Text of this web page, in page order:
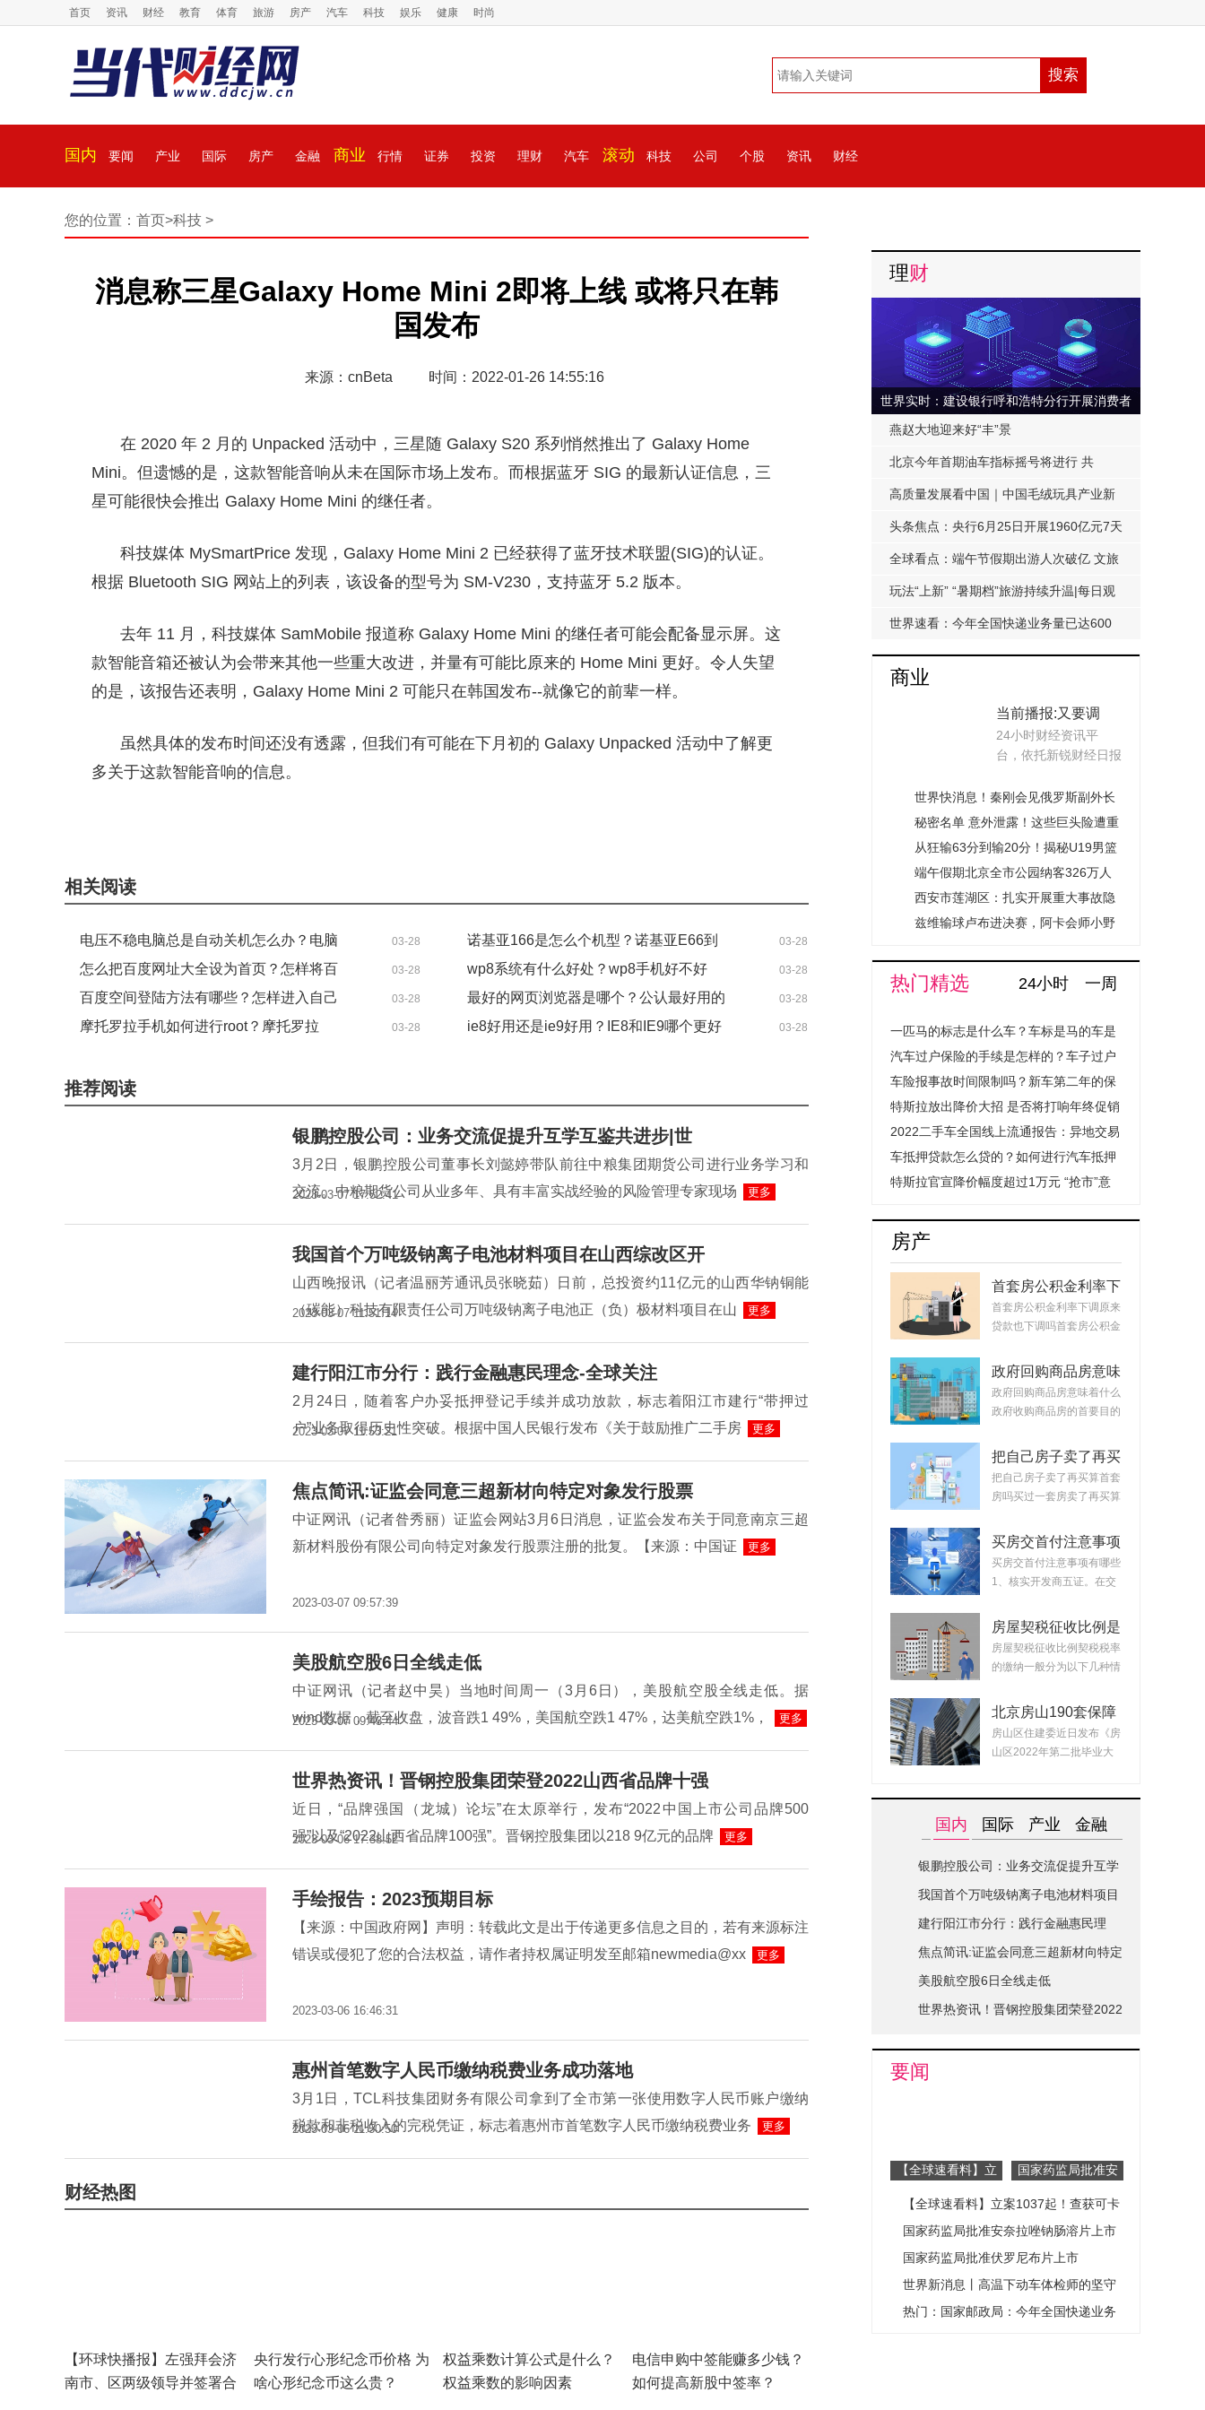
首页 资讯 财经 教育 体育 旅游 房产 汽车 科技 娱乐 健康 时尚
国内 要闻 产业 国际 房产 金融 商业 行情 证券 投资 理财 汽车 滚动 科技 公司 个股 资讯 财经
您的位置： 首页>科技 >
消息称三星Galaxy Home Mini 2即将上线 或将只在韩
国发布
来源：cnBeta 时间：2022-01-26 14:55:16
在 2020 年 2 月的 Unpacked 活动中，三星随 Galaxy S20 系列悄然推出了 Galaxy Home
Mini。但遗憾的是，这款智能音响从未在国际市场上发布。而根据蓝牙 SIG 的最新认证信息，三
星可能很快会推出 Galaxy Home Mini 的继任者。
科技媒体 MySmartPrice 发现，Galaxy Home Mini 2 已经获得了蓝牙技术联盟(SIG)的认证。
根据 Bluetooth SIG 网站上的列表，该设备的型号为 SM-V230，支持蓝牙 5.2 版本。
去年 11 月，科技媒体 SamMobile 报道称 Galaxy Home Mini 的继任者可能会配备显示屏。这
款智能音箱还被认为会带来其他一些重大改进，并量有可能比原来的 Home Mini 更好。令人失望
的是，该报告还表明，Galaxy Home Mini 2 可能只在韩国发布--就像它的前辈一样。
虽然具体的发布时间还没有透露，但我们有可能在下月初的 Galaxy Unpacked 活动中了解更
多关于这款智能音响的信息。
相关阅读
电压不稳电脑总是自动关机怎么办？电脑
为什么老是自动关机？
03-28
诺基亚166是怎么个机型？诺基亚E66到
底值得买吗？
03-28
怎么把百度网址大全设为首页？怎样将百
度设为首页？
03-28
wp8系统有什么好处？wp8手机好不好
用？
03-28
百度空间登陆方法有哪些？怎样进入自己
的百度空间？
03-28
最好的网页浏览器是哪个？公认最好用的
5款浏览器
03-28
摩托罗拉手机如何进行root？摩托罗拉
03-28
ie8好用还是ie9好用？IE8和IE9哪个更好
03-28
推荐阅读
银鹏控股公司：业务交流促提升互学互鉴共进步|世
3月2日，银鹏控股公司董事长刘懿婷带队前往中粮集团期货公司进行业务学习和
交流。中粮期货公司从业多年、具有丰富实战经验的风险管理专家现场
更多
2023-03-07 17:52:41
我国首个万吨级钠离子电池材料项目在山西综改区开
山西晚报讯（记者温丽芳通讯员张晓茹）日前，总投资约11亿元的山西华钠铜能
（碳能）科技有限责任公司万吨级钠离子电池正（负）极材料项目在山
更多
2023-03-07 11:51:14
建行阳江市分行：践行金融惠民理念-全球关注
2月24日，随着客户办妥抵押登记手续并成功放款，标志着阳江市建行“带押过
户”业务取得历史性突破。根据中国人民银行发布《关于鼓励推广二手房
更多
2023-03-07 11:53:21
焦点简讯:证监会同意三超新材向特定对象发行股票
中证网讯（记者昝秀丽）证监会网站3月6日消息，证监会发布关于同意南京三超
新材料股份有限公司向特定对象发行股票注册的批复。【来源：中国证
更多
2023-03-07 09:57:39
美股航空股6日全线走低
中证网讯（记者赵中昊）当地时间周一（3月6日），美股航空股全线走低。据
wind数据，截至收盘，波音跌1 49%，美国航空跌1 47%，达美航空跌1%，
更多
2023-03-07 09:43:44
世界热资讯！晋钢控股集团荣登2022山西省品牌十强
近日，“品牌强国（龙城）论坛”在太原举行，发布“2022中国上市公司品牌500
强”以及“2022山西省品牌100强”。晋钢控股集团以218 9亿元的品牌
更多
2023-03-06 17:38:52
手绘报告：2023预期目标
【来源：中国政府网】声明：转载此文是出于传递更多信息之目的，若有来源标注
错误或侵犯了您的合法权益，请作者持权属证明发至邮箱newmedia@xx
更多
2023-03-06 16:46:31
惠州首笔数字人民币缴纳税费业务成功落地
3月1日，TCL科技集团财务有限公司拿到了全市第一张使用数字人民币账户缴纳
税款和非税收入的完税凭证，标志着惠州市首笔数字人民币缴纳税费业务
更多
2023-03-06 11:50:50
财经热图
【环球快播报】左强拜会济
南市、区两级领导并签署合
央行发行心形纪念币价格 为
啥心形纪念币这么贵？
权益乘数计算公式是什么？
权益乘数的影响因素
电信申购中签能赚多少钱？
如何提高新股中签率？
理财
世界实时：建设银行呼和浩特分行开展消费者
权益保护宣传活动
燕赵大地迎来好“丰”景
北京今年首期油车指标摇号将进行 共
14300个指标_世界微资讯
高质量发展看中国｜中国毛绒玩具产业新
都的“萌”经济密码|环球微资讯
头条焦点：央行6月25日开展1960亿元7天
期逆回购操作
全球看点：端午节假期出游人次破亿 文旅
产品服务丰富
玩法“上新” “暑期档”旅游持续升温|每日观
点
世界速看：今年全国快递业务量已达600
亿件
商业
当前播报:又要调
休，这次是“休八上
七”！调休能创造多
一笔账
24小时财经资讯平
台，依托新锐财经日报
(Nati...
世界快消息！秦刚会见俄罗斯副外长
鲁登科
秘密名单 意外泄露！这些巨头险遭重
创 资讯推荐
从狂输63分到输20分！揭秘U19男篮
巨大进步 末节崩盘或是战略放水
端午假期北京全市公园纳客326万人
次 同比增61%
西安市莲湖区：扎实开展重大事故隐
患专项排查整治行动
兹维输球卢布进决赛，阿卡会师小野
热门精选 24小时 一周
一匹马的标志是什么车？车标是马的车是
什么汽车？
汽车过户保险的手续是怎样的？车子过户
保险费用会上涨吗？
车险报事故时间限制吗？新车第二年的保
险怎么买？
特斯拉放出降价大招 是否将打响年终促销
战？
2022二手车全国线上流通报告：异地交易
量提升超1.4倍成绝对主流
车抵押贷款怎么贷的？如何进行汽车抵押
贷款程序是怎样的？
特斯拉官宣降价幅度超过1万元 “抢市”意
房产
首套房公积金利率下
调原来贷款也下调
吗？公积金贷款会随
吗？
首套房公积金利率下调原来
贷款也下调吗首套房公积金
政府回购商品房意味
着什么？政府回购安
置房价格如何定？
政府回购商品房意味着什么
政府收购商品房的首要目的
把自己房子卖了再买
算首套房吗？把房子
卖掉再买房子算二套
把自己房子卖了再买算首套
房吗买过一套房卖了再买算
买房交首付注意事项
有哪些？买房交完首
付款后接下来的流程
买房交首付注意事项有哪些
1、核实开发商五证。在交
房屋契税征收比例是
什么？ 2022房产契
税最新政策
房屋契税征收比例契税税率
的缴纳一般分为以下几种情
北京房山190套保障
租赁房面向毕业生配
租 房源均为精装交
房山区住建委近日发布《房
山区2022年第二批毕业大
国内 国际 产业 金融
银鹏控股公司：业务交流促提升互学
互鉴共进步|世界简讯
我国首个万吨级钠离子电池材料项目
在山西综改区开建
建行阳江市分行：践行金融惠民理
念-全球关注
焦点简讯:证监会同意三超新材向特定
对象发行股票的注册申请
美股航空股6日全线走低
世界热资讯！晋钢控股集团荣登2022
要闻
【全球速看料】立
可卡因、冰毒等各
类毒品5.3吨！海
关总署缉毒取得新
成效
国家药监局批准安
市
【全球速看料】立案1037起！查获可卡
因、冰毒等各类毒品5.3吨！海关总署缉
毒取得新成效
国家药监局批准安奈拉唑钠肠溶片上市
国家药监局批准伏罗尼布片上市
世界新消息丨高温下动车体检师的坚守
热门：国家邮政局：今年全国快递业务